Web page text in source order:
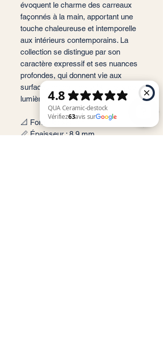
évoquent le charme des carreaux
façonnés à la main, apportant une
touche chaleureuse et intemporelle
aux intérieurs contemporains. La
collection se distingue par son
caractère expressif et ses nuances
profondes, qui donnent vie aux
surfaces grâce à de subtils jeux de
lumière.
📐 Format: 5x25 cm
📏 Épaisseur : 8,9 mm